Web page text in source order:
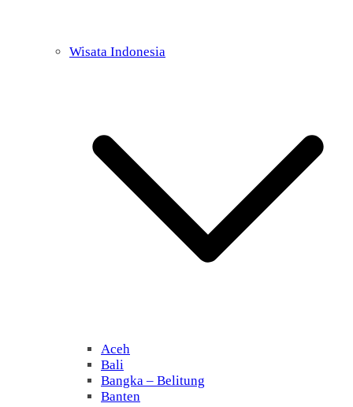
Wisata Indonesia
Aceh
Bali
Bangka – Belitung
Banten